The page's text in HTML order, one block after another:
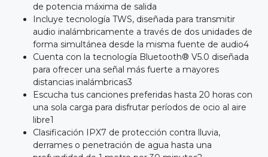
de potencia máxima de salida
Incluye tecnología TWS, diseñada para transmitir
audio inalámbricamente a través de dos unidades de
forma simultánea desde la misma fuente de audio4
Cuenta con la tecnología Bluetooth® V5.0 diseñada
para ofrecer una señal más fuerte a mayores
distancias inalámbricas3
Escucha tus canciones preferidas hasta 20 horas con
una sola carga para disfrutar períodos de ocio al aire
libre1
Clasificación IPX7 de protección contra lluvia,
derrames o penetración de agua hasta una